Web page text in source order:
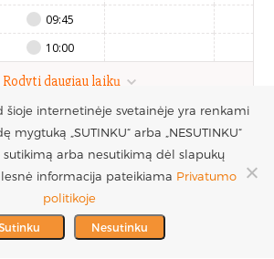
09:45
10:00
Rodyti daugiau laikų
Registruotis vizitui
UAB Estetinės
chirurgijos centras
Į.k. 300016228
PVM mokėtojo kodas
LT100005717312
+370 686 33217
info@plastinechirurgija.lt
šioje internetinėje svetainėje yra renkami
mygtuką „SUTINKU“ arba „NESUTINKU“
sutikimą arba nesutikimą dėl slapukų
informacija pateikiama Privatumo
politikoje
Nesutinku